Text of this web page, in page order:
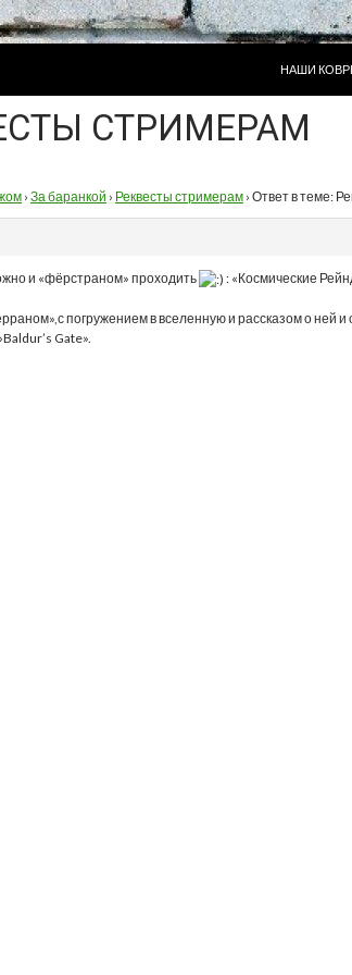
НАШИ
СТРИМЕРАМ
› За баранкой › Реквесты стримерам › Ответ в теме:
и «фёрстраном» проходить
: «Космические
погружением в вселенную и рассказом о ней
Gate».